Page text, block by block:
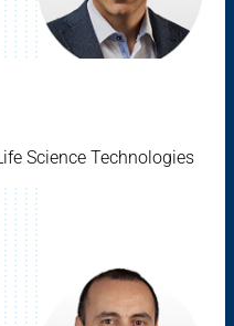
Science Technologies